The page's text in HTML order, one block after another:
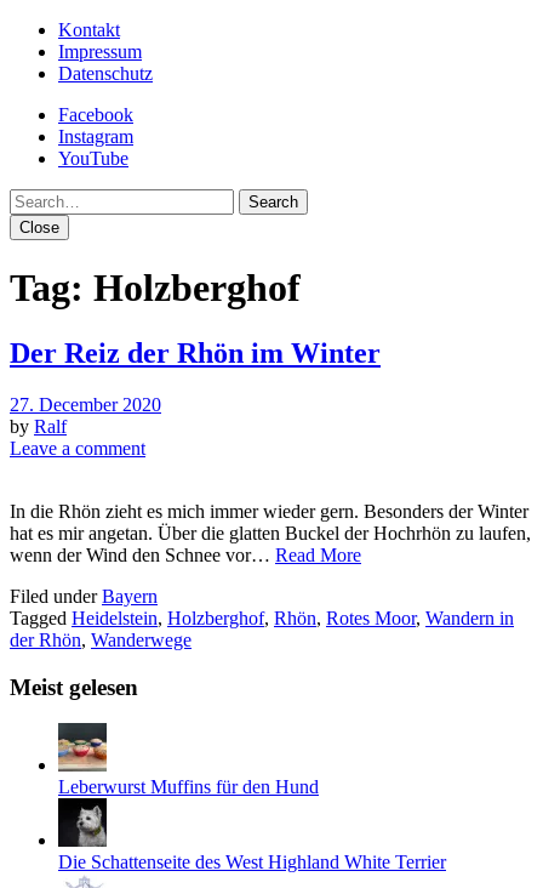
Kontakt
Impressum
Datenschutz
Facebook
Instagram
YouTube
Search
Close
Tag: Holzberghof
Der Reiz der Rhön im Winter
27. December 2020
by Ralf
Leave a comment
In die Rhön zieht es mich immer wieder gern. Besonders der Winter
hat es mir angetan. Über die glatten Buckel der Hochrhön zu laufen,
wenn der Wind den Schnee vor… Read More
Filed underBayern
Tagged Heidelstein, Holzberghof, Rhön, Rotes Moor, Wandern in
der Rhön, Wanderwege
Meist gelesen
Leberwurst Muffins für den Hund
Die Schattenseite des West Highland White Terrier